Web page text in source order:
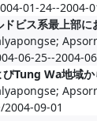
01-24--2004-
ビス系最上部
06-25--2004-
Tung Wa地域
2004-09-01